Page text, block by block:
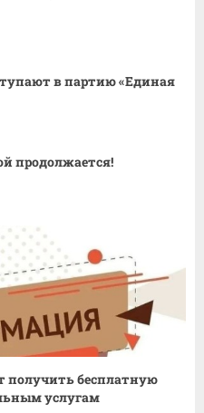
в партию «Единая
продолжается!
получить бесплатную
услугам